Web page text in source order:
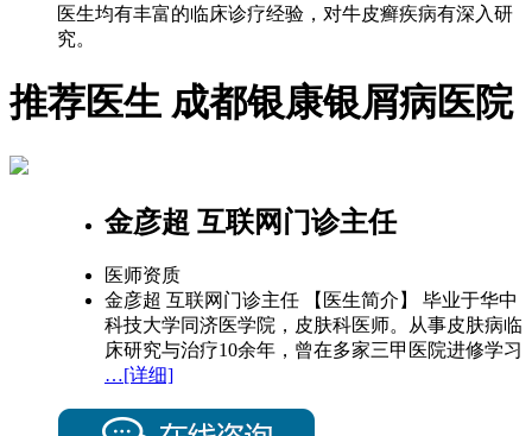
医生均有丰富的临床诊疗经验，对牛皮癣疾病有深入研
究。
推荐医生 成都银康银屑病医院
金彦超 互联网门诊主任
医师资质
金彦超 互联网门诊主任 【医生简介】 毕业于华中
科技大学同济医学院，皮肤科医师。从事皮肤病临
床研究与治疗10余年，曾在多家三甲医院进修学习
…[详细]